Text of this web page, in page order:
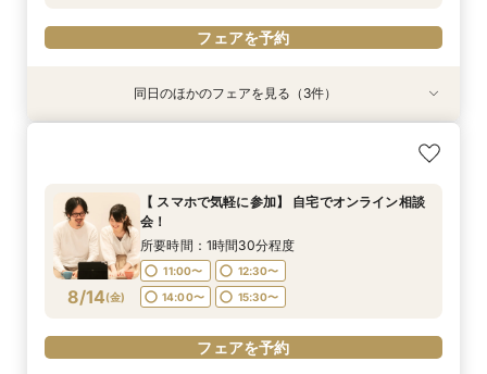
フェアを予約
8/13(木)
【挙式＋会食が5万円OFF！】費用を抑えて叶え
14:00〜
15:30〜
フェアを予約
8/13(木)
11:00〜
12:30〜
フェアを予約
8/13(木)
【結婚式の費用がぐっとお得】挙式料＋撮影＋衣
BIGフェア
所要時間：1時間30分程度
14:00〜
15:30〜
フェアを予約
同日のほかのフェアを見る（3件）
8/14(金)
【 スマホで気軽に参加】 自宅でオンライン相談
会！
所要時間：1時間30分程度
11:00〜
12:30〜
14:00〜
15:30〜
フェアを予約